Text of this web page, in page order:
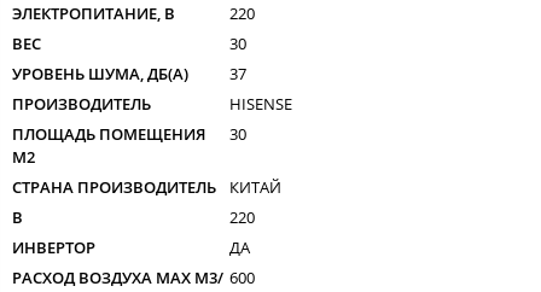
ЭЛЕКТРОПИТАНИЕ, В
220
ВЕС
30
УРОВЕНЬ ШУМА, ДБ(А)
37
ПРОИЗВОДИТЕЛЬ
HISENSE
ПЛОЩАДЬ ПОМЕЩЕНИЯ
М2
30
СТРАНА ПРОИЗВОДИТЕЛЬ
КИТАЙ
В
220
ИНВЕРТОР
ДА
РАСХОД ВОЗДУХА MAX M3/ 600